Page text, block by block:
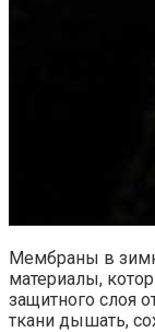
Мембраны в
материалы,
защитного слоя
ткани дышать,